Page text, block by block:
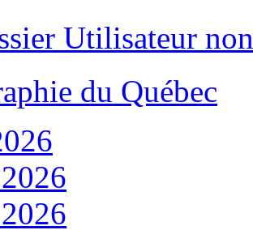
Utilisateur
du Québec